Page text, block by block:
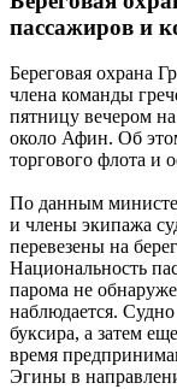
пассажиров и
Береговая охрана
члена команды
пятницу вечером
около Афин. Об
торгового флота и
По данным
и члены экипажа
перевезены на
Национальность
парома не
наблюдается.
буксира, а затем
время
Эгины в